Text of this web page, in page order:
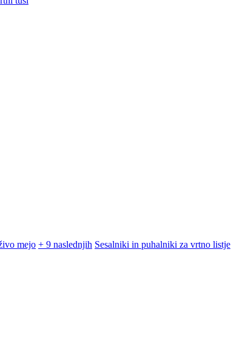
mejo + 9 naslednjih Sesalniki in puhalniki za vrtno listje